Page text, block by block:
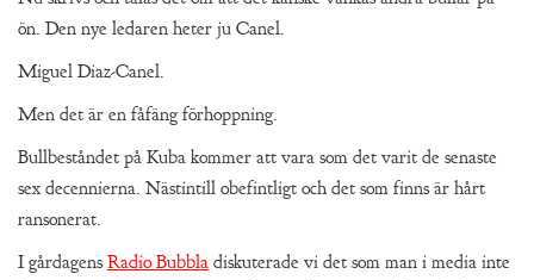
ön. Den nye ledaren heter ju Canel.
Miguel Diaz-Canel.
Men det är en fåfäng förhoppning.
Bullbeståndet på Kuba kommer att vara som det varit de senaste
sex decennierna. Nästintill obefintligt och det som finns är hårt
ransonerat.
I gårdagensRadio Bubbla diskuterade vi det som man i media inte